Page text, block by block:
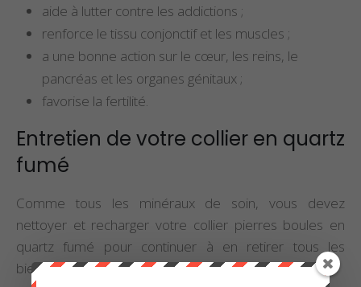
aide à lutter contre les addictions ;
renforce le tissu conjonctif et les muscles ;
a une bonne action sur le cœur, les reins, le
pancréas et les organes génitaux ;
favorise la fertilité.
Entretien de votre collier en quartz
fumé
Comme tous les minéraux de soin, vous devez
nettoyer et recharger votre collier pierres boules en
quartz fumé pour continuer à en retirer tous les
bienfaits.